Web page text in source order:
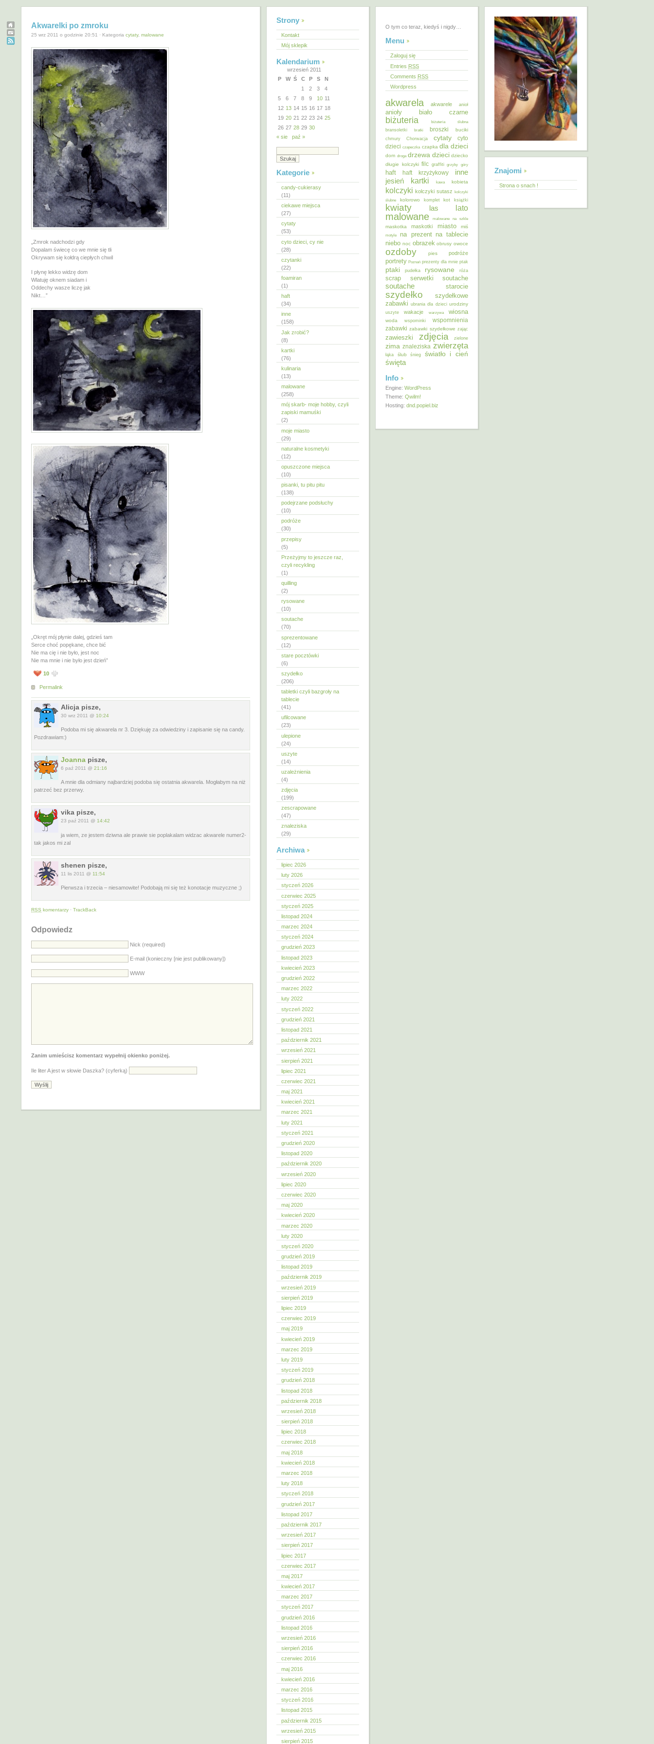
Akwarelki po zmroku
25 wrz 2011 o godzinie 20:51 · Kategoria cytaty, malowane
„Zmrok nadchodzi gdy
Dopalam świecę co we mnie się tli
Okrywam się kołdrą ciepłych chwil
I płynę lekko widzę dom
Wlatuję oknem siadam i
Oddechy wasze liczę jak
Nikt…”
„Okręt mój płynie dalej, gdzieś tam
Serce choć popękane, chce bić
Nie ma cię i nie było, jest noc
Nie ma mnie i nie było jest dzień”
10
Permalink
Alicja pisze,
30 wrz 2011 @ 10:24
Podoba mi się akwarela nr 3. Dziękuję za odwiedziny i zapisanie się na candy.
Pozdrawiam:)
Joanna pisze,
6 paź 2011 @ 21:16
A mnie dla odmiany najbardziej podoba się ostatnia akwarela. Mogłabym na niż
patrzeć bez przerwy.
vika pisze,
23 paź 2011 @ 14:42
ja wiem, ze jestem dziwna ale prawie sie poplakalam widzac akwarele numer2-
tak jakos mi zal
shenen pisze,
11 lis 2011 @ 11:54
Pierwsza i trzecia – niesamowite! Podobają mi się też konotacje muzyczne ;)
RSS komentarzy · TrackBack
Odpowiedz
Nick (required)
E-mail (konieczny [nie jest publikowany])
WWW
Zanim umieścisz komentarz wypełnij okienko poniżej.
Ile liter A jest w słowie Daszka? (cyferką)
Strony
Kontakt
Mój sklepik
Kalendarium
wrzesień 2011
P
W Ś C P S
N
1
2 3
4
5
6 7 8 9 10 11
12 13 14 15 16 17 18
19 20 21 22 23 24 25
26 27 28 29 30
« sie
paź »
Kategorie
candy-cukierasy
(11)
ciekawe miejsca
(27)
cytaty
(53)
cyto dzieci, cy nie
(28)
czytanki
(22)
foamiran
(1)
haft
(34)
inne
(158)
Jak zrobić?
(8)
kartki
(76)
kulinaria
(13)
malowane
(258)
mój skarb- moje hobby, czyli
zapiski mamuśki
(2)
moje miasto
(29)
naturalne kosmetyki
(12)
opuszczone miejsca
(10)
pisanki, tu pitu pitu
(138)
podejrzane podsłuchy
(10)
podróże
(30)
przepisy
(5)
Przeżyjmy to jeszcze raz,
czyli recykling
(1)
quilling
(2)
rysowane
(10)
soutache
(70)
sprezentowane
(12)
stare pocztówki
(6)
szydełko
(206)
tabletki czyli bazgroły na
tablecie
(41)
ufilcowane
(23)
ulepione
(24)
uszyte
(14)
uzależnienia
(4)
zdjęcia
(199)
zescrapowane
(47)
znaleziska
(29)
Archiwa
lipiec 2026
luty 2026
styczeń 2026
czerwiec 2025
styczeń 2025
listopad 2024
marzec 2024
styczeń 2024
grudzień 2023
listopad 2023
kwiecień 2023
grudzień 2022
marzec 2022
luty 2022
styczeń 2022
grudzień 2021
listopad 2021
październik 2021
wrzesień 2021
sierpień 2021
lipiec 2021
czerwiec 2021
maj 2021
kwiecień 2021
marzec 2021
luty 2021
styczeń 2021
grudzień 2020
listopad 2020
październik 2020
wrzesień 2020
lipiec 2020
czerwiec 2020
maj 2020
kwiecień 2020
marzec 2020
luty 2020
styczeń 2020
grudzień 2019
listopad 2019
październik 2019
wrzesień 2019
sierpień 2019
lipiec 2019
czerwiec 2019
maj 2019
kwiecień 2019
marzec 2019
luty 2019
styczeń 2019
grudzień 2018
listopad 2018
październik 2018
wrzesień 2018
sierpień 2018
lipiec 2018
czerwiec 2018
maj 2018
kwiecień 2018
marzec 2018
luty 2018
styczeń 2018
grudzień 2017
listopad 2017
październik 2017
wrzesień 2017
sierpień 2017
lipiec 2017
czerwiec 2017
maj 2017
kwiecień 2017
marzec 2017
styczeń 2017
grudzień 2016
listopad 2016
wrzesień 2016
sierpień 2016
czerwiec 2016
maj 2016
kwiecień 2016
marzec 2016
styczeń 2016
listopad 2015
październik 2015
wrzesień 2015
sierpień 2015
O tym co teraz, kiedyś i nigdy…
Menu
Zaloguj się
Entries RSS
Comments RSS
Wordpress
akwarela akwarele anioł
anioły biało czarne
biżuteria
biżuteria ślubna
bransoletki
bratki broszki buciki
chmury Chorwacja cytaty
cyto
dzieci czapeczka czapka dla dzieci
dom droga drzewa dzieci dziecko
długie kolczyki filc graffiti grzyby góry
haft haft krzyżykowy inne
jesień kartki kawa kobieta
kolczyki kolczyki sutasz kolczyki
ślubne
kolorowo komplet kot książki
kwiaty las lato
malowane malowane na szkle
maskotka maskotki miasto miś
motyle na prezent na tablecie
niebo noc obrazek obrusy owoce
ozdoby pies podróże
portrety Poznań prezenty dla mnie ptak
ptaki pudełka rysowane róża
scrap serwetki soutache
soutache starocie
szydełko
szydełkowe
zabawki ubrania dla dzieci urodziny
uszyte wakacje warzywa wiosna
woda wspominki
wspomnienia
zabawki zabawki szydełkowe zając
zawieszki zdjęcia zielone
zima znaleziska zwierzęta
łąka ślub śnieg światło i cień
święta
Info
Engine: WordPress
Theme: Qwilm!
Hosting: dnd.popiel.biz
Znajomi
Strona o snach !